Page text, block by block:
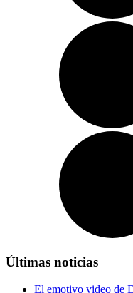
Últimas noticias
El emotivo video de